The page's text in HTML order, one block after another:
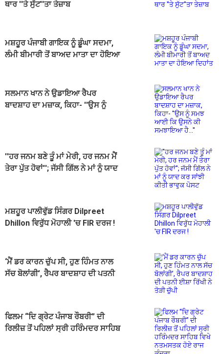
ਥਾਰ ''ਤੇ ਸੁੱਟ''ਤਾ ਤੇਜ਼ਾਬ
ਮਸ਼ਹੂਰ ਪੰਜਾਬੀ ਗਾਇਕ ਨੂੰ ਡੂੰਘਾ ਸਦਮਾ,
ਲੰਮੀ ਬੀਮਾਰੀ ਤੋਂ ਬਾਅਦ ਮਾਤਾ ਦਾ ਹੋਇਆ
ਸਲਮਾਨ ਖਾਨ ਨੇ ਉਡਾਇਆ ਰੈਪਰ
ਬਾਦਸ਼ਾਹ ਦਾ ਮਜ਼ਾਕ, ਕਿਹਾ- ''ਉਸ ਨੂੰ
''ਹਰ ਜਨਮ ਬਣੇ ਤੂੰ ਮਾਂ ਮੇਰੀ, ਹਰ ਜਨਮ ਮੈਂ
ਤੇਰਾ ਪੁੱਤ ਹੋਵਾਂ''; ਜੱਸੀ ਗਿੱਲ ਨੇ ਮਾਂ ਨੂੰ ਯਾਦ
ਮਸ਼ਹੂਰ ਪਾਲੀਵੁੱਡ ਸਿੰਗਰ Dilpreet
Dhillon ਵਿਰੁੱਧ ਮੋਹਾਲੀ 'ਚ FIR ਦਰਜ !
‘ਮੈਂ ਡਰ ਕਾਰਨ ਚੁੱਪ ਸੀ, ਹੁਣ ਹਿੰਮਤ ਨਾਲ
ਸੱਚ ਬੋਲਾਂਗੀ’, ਰੈਪਰ ਬਾਦਸ਼ਾਹ ਦੀ ਪਤਨੀ
ਫਿਲਮ “ਦਿ ਗ੍ਰੇਟ ਪੰਜਾਬ ਰੌਬਰੀ” ਦੀ
ਰਿਲੀਜ਼ ਤੋਂ ਪਹਿਲਾਂ ਸ੍ਰੀ ਹਰਿੰਮਦਰ ਸਾਹਿਬ